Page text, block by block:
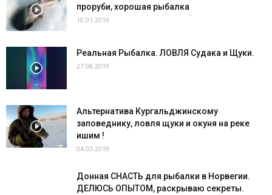
проруби, хорошая рыбалка
10.01.2019
Реальная Рыбалка. ЛОВЛЯ Судака и Щуки.
27.08.2019
Альтернатива Кургальджинскому
заповеднику, ловля щуки и окуня на реке
ишим !
04.03.2019
Донная СНАСТЬ для рыбалки в Норвегии.
ДЕЛЮСЬ ОПЫТОМ, раскрываю секреты.